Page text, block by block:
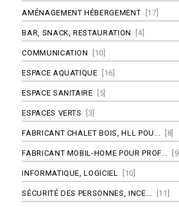
AMÉNAGEMENT HÉBERGEMENT [17]
BAR, SNACK, RESTAURATION [4]
COMMUNICATION [10]
ESPACE AQUATIQUE [16]
ESPACE SANITAIRE [5]
ESPACES VERTS [3]
FABRICANT CHALET BOIS, HLL POU... [8]
FABRICANT MOBIL-HOME POUR PROF... [9]
INFORMATIQUE, LOGICIEL [10]
SÉCURITÉ DES PERSONNES, INCE... [11]